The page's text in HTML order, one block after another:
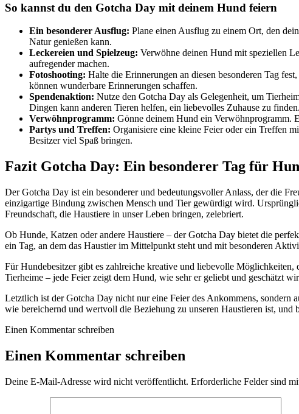
So kannst du den Gotcha Day mit deinem Hund feiern
Ein besonderer Ausflug: Plane einen Ausflug zu einem Ort, den
Natur genießen kann.
Leckereien und Spielzeug: Verwöhne deinen Hund mit speziellen
aufregender machen.
Fotoshooting: Halte die Erinnerungen an diesen besonderen Tag
können wunderbare Erinnerungen schaffen.
Spendenaktion: Nutze den Gotcha Day als Gelegenheit, um
Dingen kann anderen Tieren helfen, ein liebevolles Zuhause zu finden.
Verwöhnprogramm: Gönne deinem Hund ein Verwöhnprogramm.
Partys und Treffen: Organisiere eine kleine Feier oder ein Treffen
Besitzer viel Spaß bringen.
Fazit Gotcha Day: Ein besonderer Tag für
Der Gotcha Day ist ein besonderer und bedeutungsvoller Anlass, der die
einzigartige Bindung zwischen Mensch und Tier gewürdigt wird.
Freundschaft, die Haustiere in unser Leben bringen, zelebriert.
Ob Hunde, Katzen oder andere Haustiere – der Gotcha Day bietet die
ein Tag, an dem das Haustier im Mittelpunkt steht und mit besonderen
Für Hundebesitzer gibt es zahlreiche kreative und liebevolle
Tierheime – jede Feier zeigt dem Hund, wie sehr er geliebt und geschätzt
Letztlich ist der Gotcha Day nicht nur eine Feier des Ankommens, sondern
wie bereichernd und wertvoll die Beziehung zu unseren Haustieren ist, und
Einen Kommentar schreiben
Einen Kommentar schreiben
Deine E-Mail-Adresse wird nicht veröffentlicht. Erforderliche Felder sind